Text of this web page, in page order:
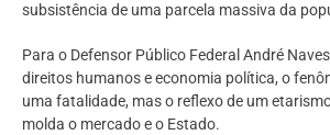
subsistência de uma parcela massiva da
Para o Defensor Público Federal André
direitos humanos e economia política, o
uma fatalidade, mas o reflexo de um
molda o mercado e o Estado.